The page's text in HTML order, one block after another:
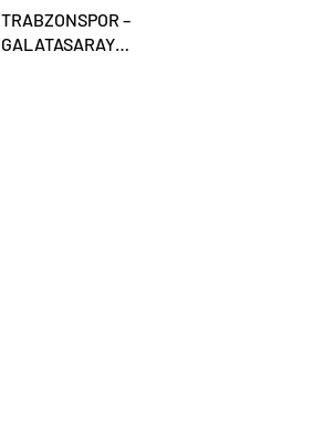
TRABZONSPOR –
GALATASARAY